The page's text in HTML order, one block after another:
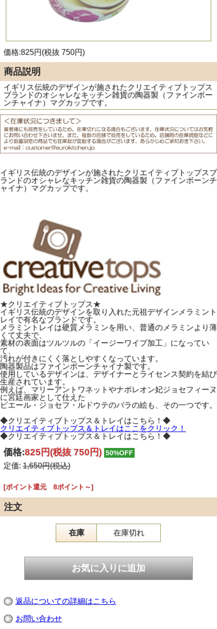
価格:825円(税抜 750円)
商品説明
イギリス伝統のデザインが施されたクリエイティブトップス
ブランドのオシャレなキッチン雑貨の陶器製（ファインボー
ンチャイナ）マグカップです。
イギリス伝統のデザインが施されたクリエイティブトップスブ
ランドのオシャレなキッチン雑貨の陶器製（ファインボーンチ
ャイナ）マグカップです。
★クリエイティブトップス★
イギリス伝統のデザインを取り入れた元祖デザインメラミント
レイで有名なブランドです。
メラミントレイは硬質メラミンを用い、普通のメラミンより薄
くて丈夫で、
素材の表面はツルツルの「イージーワイプ加工」になってい
て、
汚れが付きにくく落としやすくなっています。
陶器製品はファインボーンチャイナ製です。
使用しているデザインは、デザイナーとライセンス契約を結び
生産されています。
例えば、マリーアントワネットやナポレオン妃ジョセフィーヌ
に宮廷画家として仕えた
ピエール・ジョセフ・ルドウテのバラの絵も、その一つです。
◆クリエイティブトップス＆トレイはこちら！◆
クリエイティブトップス＆トレイはここをクリック！
◆クリエイティブトップス＆トレイはこちら！◆
価格:825円(税抜 750円) 50%OFF
定価:1,650円(税込)
[ポイント還元 8ポイント～]
注文
在庫 在庫切れ
返品についての詳細はこちら
お問い合わせ